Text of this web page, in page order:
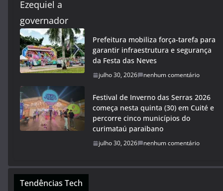
Prefeitura mobiliza força-tarefa para
garantir infraestrutura e segurança
da Festa das Neves
julho 30, 2026 nenhum comentário
Festival de Inverno das Serras 2026
começa nesta quinta (30) em Cuité e
percorre cinco municípios do
curimataú paraibano
julho 30, 2026 nenhum comentário
Tendências Tech